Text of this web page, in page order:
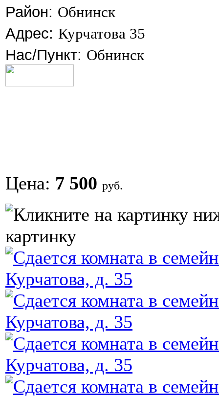
Район: Обнинск
Адрес: Курчатова 35
Нас/Пункт: Обнинск
Цена: 7 500 руб.
картинку